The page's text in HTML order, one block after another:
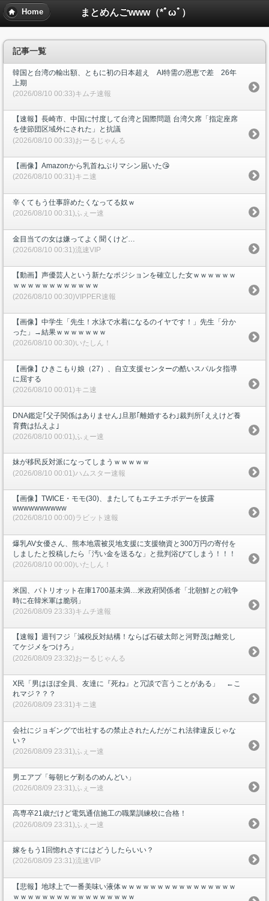
まとめんごwww（*ﾟωﾟ）
Home
記事一覧
韓国と台湾の輸出額、ともに初の日本超え AI特需の恩恵で差 26年
上期
(2026/08/10 00:33)キムチ速報
【速報】長崎市、中国に忖度して台湾と国際問題 台湾欠席「指定座席
を使節団区域外にされた」と抗議
(2026/08/10 00:33)おーるじゃんる
【画像】Amazonから乳首ねぶりマシン届いた😘
(2026/08/10 00:31)キニ速
辛くてもう仕事辞めたくなってる奴ｗ
(2026/08/10 00:31)ふぇー速
金目当ての女は嫌ってよく聞くけど…
(2026/08/10 00:31)流速VIP
【動画】声優芸人という新たなポジションを確立した女ｗｗｗｗｗｗ
ｗｗｗｗｗｗｗｗｗｗｗｗ
(2026/08/10 00:30)VIPPER速報
【画像】中学生「先生！水泳で水着になるのイヤです！」先生「分か
った」→結果ｗｗｗｗｗｗｗ
(2026/08/10 00:30)いたしん！
【画像】ひきこもり娘（27）、自立支援センターの酷いスパルタ指導
に屈する
(2026/08/10 00:01)キニ速
DNA鑑定｢父子関係はありません｣旦那｢離婚するわ｣裁判所｢ええけど養
育費は払えよ｣
(2026/08/10 00:01)ふぇー速
妹が移民反対派になってしまうｗｗｗｗｗ
(2026/08/10 00:01)ハムスター速報
【画像】TWICE・モモ(30)、またしてもエチエチボデーを披露
wwwwwwwwww
(2026/08/10 00:00)ラビット速報
爆乳AV女優さん、熊本地震被災地支援に支援物資と300万円の寄付を
しましたと投稿したら「汚い金を送るな」と批判浴びてしまう！！！
(2026/08/10 00:00)いたしん！
米国、パトリオット在庫1700基未満…米政府関係者「北朝鮮との戦争
時に在韓米軍は脆弱」
(2026/08/09 23:33)キムチ速報
【速報】週刊フジ「減税反対結構！ならば石破太郎と河野茂は離党し
てケジメをつけろ」
(2026/08/09 23:32)おーるじゃんる
X民「男はほぼ全員、友達に『死ね』と冗談で言うことがある」 ←こ
れマジ？？？
(2026/08/09 23:31)キニ速
会社にジョギングで出社するの禁止されたんだがこれ法律違反じゃな
い？
(2026/08/09 23:31)ふぇー速
男エアプ「毎朝ヒゲ剃るのめんどい」
(2026/08/09 23:31)ふぇー速
高専卒21歳だけど電気通信施工の職業訓練校に合格！
(2026/08/09 23:31)ふぇー速
嫁をもう1回惚れさすにはどうしたらいい？
(2026/08/09 23:31)流速VIP
【悲報】地球上で一番美味い液体ｗｗｗｗｗｗｗｗｗｗｗｗｗｗｗｗ
ｗｗｗｗｗｗｗｗｗｗｗｗｗｗｗｗｗ